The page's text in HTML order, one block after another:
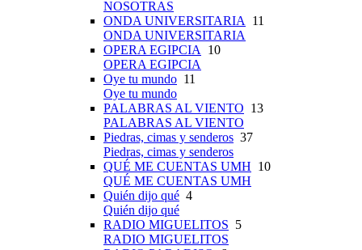
NOSOTRAS
ONDA UNIVERSITARIA
11
ONDA UNIVERSITARIA
OPERA EGIPCIA
10
OPERA EGIPCIA
Oye tu mundo 11
Oye tu mundo
PALABRAS AL VIENTO 13
PALABRAS AL VIENTO
Piedras, cimas y senderos 37
Piedras, cimas y senderos
QUÉ ME CUENTAS UMH 10
QUÉ ME CUENTAS UMH
Quién dijo qué 4
Quién dijo qué
RADIO MIGUELITOS 5
RADIO MIGUELITOS